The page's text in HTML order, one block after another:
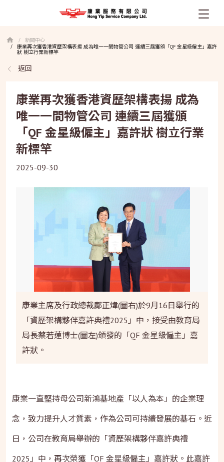
至
/ 新聞中心
/
康業再次獲香港資歷架構表揚 成為唯一一間物管公司 連續三屆獲頒「QF 金星級僱主」嘉許
狀 樹立行業新標竿
返回
康業再次獲香港資歷架構表揚 成為
唯一一間物管公司 連續三屆獲頒
「QF 金星級僱主」嘉許狀 樹立行業
新標竿
2025-09-30
康業主席及行政總裁鄺正煒(圖右)於9月16日舉行的
「資歷架構夥伴嘉許典禮2025」中，接受由教育局
局長蔡若蓮博士(圖左)頒發的「QF 金星級僱主」嘉
許狀。
康業一直堅持母公司新鴻基地產「以人為本」的企業理
念，致力提升人才質素，作為公司可持續發展的基石。近
日，公司在教育局舉辦的「資歷架構夥伴嘉許典禮
2025」中，再次榮獲「QF 金星級僱主」嘉許狀。此嘉許